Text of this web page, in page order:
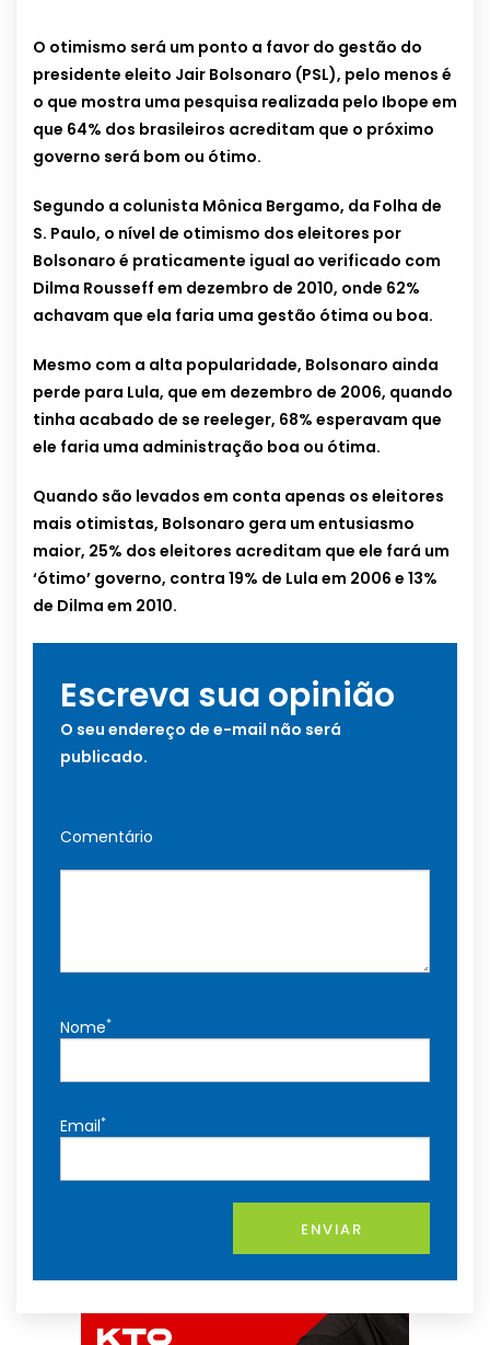
O otimismo será um ponto a favor do gestão do
presidente eleito Jair Bolsonaro (PSL), pelo menos é
o que mostra uma pesquisa realizada pelo Ibope em
que 64% dos brasileiros acreditam que o próximo
governo será bom ou ótimo.
Segundo a colunista Mônica Bergamo, da Folha de
S. Paulo, o nível de otimismo dos eleitores por
Bolsonaro é praticamente igual ao verificado com
Dilma Rousseff em dezembro de 2010, onde 62%
achavam que ela faria uma gestão ótima ou boa.
Mesmo com a alta popularidade, Bolsonaro ainda
perde para Lula, que em dezembro de 2006, quando
tinha acabado de se reeleger, 68% esperavam que
ele faria uma administração boa ou ótima.
Quando são levados em conta apenas os eleitores
mais otimistas, Bolsonaro gera um entusiasmo
maior, 25% dos eleitores acreditam que ele fará um
‘ótimo’ governo, contra 19% de Lula em 2006 e 13%
de Dilma em 2010.
Escreva sua opinião
O seu endereço de e-mail não será
publicado.
Comentário
Nome*
Email*
ENVIAR